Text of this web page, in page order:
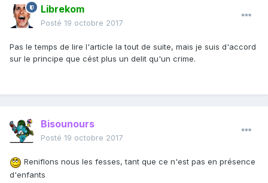
Librekom
Posté 19 octobre 2017
Pas le temps de lire l'article la tout de suite, mais je suis d'accord
sur le principe que cést plus un delit qu'un crime.
Bisounours
Posté 19 octobre 2017
Reniflons nous les fesses, tant que ce n'est pas en présence
d'enfants